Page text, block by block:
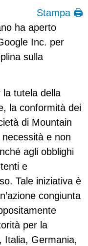
Stampa 🖨
ha aperto
Inc. per
sulla
la tutela della
la conformità dei
di Mountain
e non
agli obblighi
e
Tale iniziativa è
congiunta
per la
Italia, Germania,